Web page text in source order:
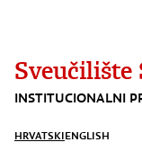
Sveučilište
INSTITUCIONALNI
HRVATSKIENGLISH